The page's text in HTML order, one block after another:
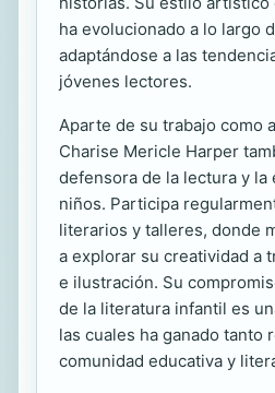
ha evolucionado a lo largo
adaptándose a las
jóvenes lectores.
Aparte de su trabajo como
Charise Mericle Harper
defensora de la lectura y
niños. Participa
literarios y talleres, donde
a explorar su creatividad a
e ilustración. Su
de la literatura infantil es
las cuales ha ganado tanto
comunidad educativa y